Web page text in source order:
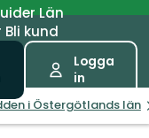
Län
Bli kund
Logga
in
i Östergötlands län